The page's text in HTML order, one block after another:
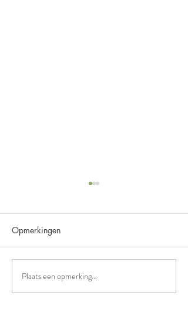
Geslaagd voor Equine
Assisted Kindercoach
Opmerkingen
Plaats een opmerking...